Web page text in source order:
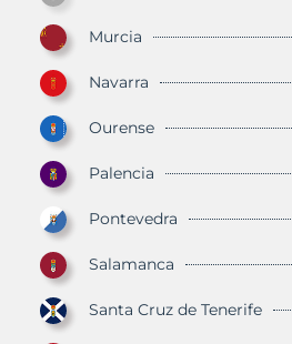
Murcia
Navarra
Ourense
Palencia
Pontevedra
Salamanca
Santa Cruz de Tenerife